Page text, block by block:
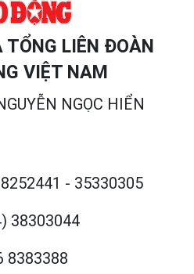
TỔNG LIÊN ĐOÀN
VIỆT NAM
NGỌC HIỂN
- 35330305
38303044
8383388